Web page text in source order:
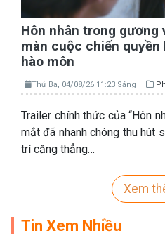
Hôn nhân trong gương
màn cuộc chiến
hào môn
Thứ Ba, 04/08/26 11:23 Sáng
Trailer chính thức của “Hôn
mắt đã nhanh chóng thu hút
trí căng thẳng…
Xem
Tin Xem Nhiều